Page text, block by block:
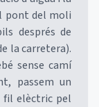
pont del moli
després de
la carretera).
sense camí
passem un
elèctric pel